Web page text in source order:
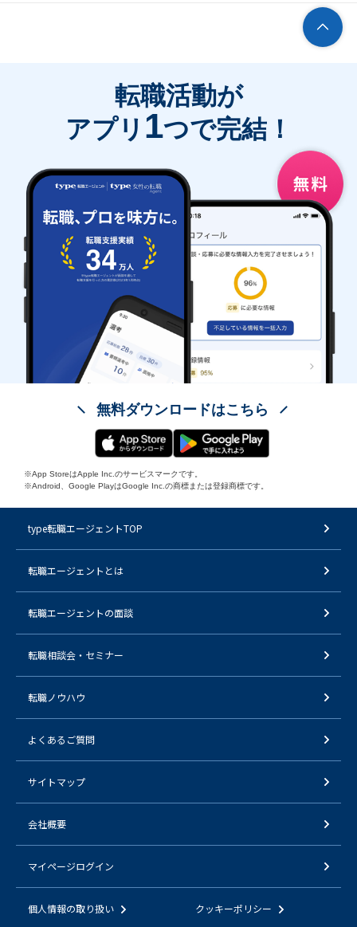
転職活動が
アプリ 1つで完結！
無料ダウンロードはこちら
※App StoreはApple Inc.のサービスマークです。
※Android、Google PlayはGoogle Inc.の商標または登録商標です。
type転職エージェントTOP
転職エージェントとは
転職エージェントの面談
転職相談会・セミナー
転職ノウハウ
よくあるご質問
サイトマップ
会社概要
マイページログイン
個人情報の取り扱い クッキーポリシー